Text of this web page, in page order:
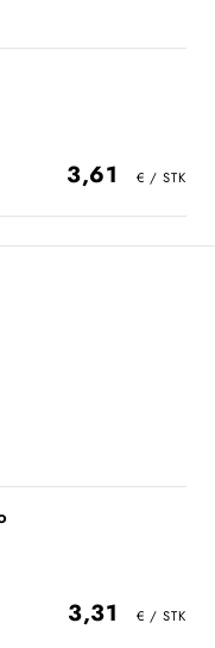
3,61
3,31